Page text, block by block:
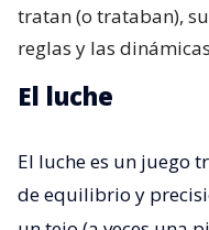
tratan (o trataban),
reglas y las
El luche
El luche es un juego
de equilibrio y